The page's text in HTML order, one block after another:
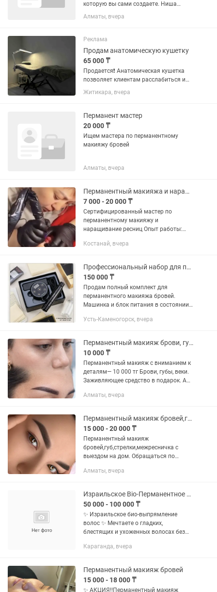
которую вы сами создаете. Ниша
бьюти, перманентный макияж. Даете
название сами, всю информацию
онлайн, график свободный. Может
быть как...
Алматы, вчера
Реклама
Продам анатомическую кушетку
65 000 ₸
Продается❗️ Анатомическая кушетка
позволяет клиентам расслабиться и
комфортно переносить длительные
процедуры, такие как: наращивание
перманентный макияж и прочие...
Житикара, вчера
Перманент мастер
20 000 ₸
Ищем мастера по перманентному
макияжу бровей
Алматы, вчера
Перманентный макияжа и наращивание ресниц
7 000 - 20 000 ₸
Сертифицированный мастер по
перманентному макияжу и
наращивание ресниц Опыт работы:
ресниц: Классика7000 Объем 8000
перманентному...
Костанай, вчера
Профессиональный набор для перманента (Mast Aurora-2)
150 000 ₸
Продам полный комплект для
перманентного макияжа бровей.
Машинка и блок питания в состоянии
на обучении). Комплектация: Машинка-
Усть-Каменогорск, вчера
Перманентный макияж брови, губы, веки
10 000 ₸
Перманентный макияж с вниманием к
деталям— 10 000 тг Брови, губы, веки.
Заживляющее средство в подарок. А
8000тг Натуральный аккуратный
Алматы, вчера
Перманентный макияж бровей,губ,стрелок
15 000 - 20 000 ₸
Перманентный макияж
бровей,губ,стрелки,межресничка с
выездом на дом. Обращаться по
Алматы, вчера
Израильское Bio-Перманентное выпрямление волос! Восстанавливающий эликсир!
50 000 - 100 000 ₸
✨ Израильское био-выпрямление
волос ✨ Мечтаете о гладких,
блестящих и ухоженных волосах без
израильское био-выпрямление —
процедуры: •...
Караганда, вчера
Перманентный макияж бровей
15 000 - 18 000 ₸
✨ АКЦИЯ!!️Перманентный макияж